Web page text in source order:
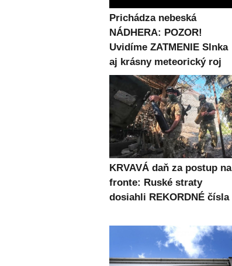
Prichádza nebeská
NÁDHERA: POZOR!
Uvidíme ZATMENIE Slnka
aj krásny meteorický roj
KRVAVÁ daň za postup na
fronte: Ruské straty
dosiahli REKORDNÉ čísla